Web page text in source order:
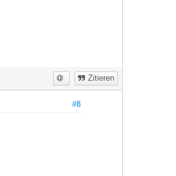
Zitieren
#8